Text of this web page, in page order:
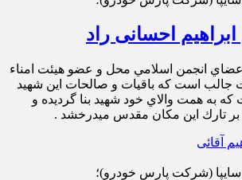
احسانی راد
انجمن اسلامي محل و عضو هيئت امناء
است كه باقيات و صالحات اين شهيد
كه به همت والاي خود شهيد بنا گرديده و
بر تارك اين مكان مقدس ميدرخشد .
(شركت پارس خودرو)؛